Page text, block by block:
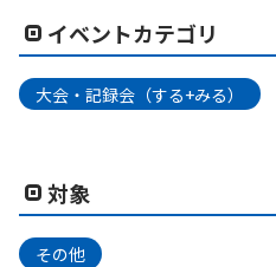
イベントカテゴリ
大会・記録会（する+みる）
対象
その他